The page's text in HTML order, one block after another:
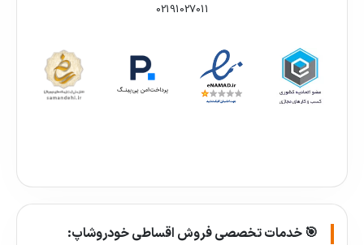
02191027011
🎯 خدمات تخصصی فروش اقساطی خودروشاپ: